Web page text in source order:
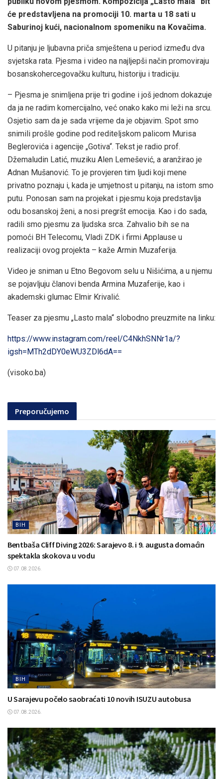
će predstavljena na promociji 10. marta u 18 sati u
Saburinoj kući, nacionalnom spomeniku na Kovačima.
U pitanju je ljubavna priča smještena u period između dva
svjetska rata. Pjesma i video na najljepši način promoviraju
bosanskohercegovačku kulturu, historiju i tradiciju.
– Pjesma je snimljena prije tri godine i još jednom dokazuje
da ja ne radim komercijalno, već onako kako mi leži na srcu.
Osjetio sam da je sada vrijeme da je objavim. Spot smo
snimili prošle godine pod rediteljskom palicom Murisa
Beglerovića i agencije „Gotiva“. Tekst je radio prof.
Džemaludin Latić, muziku Alen Lemešević, a aranžirao je
Adnan Mušanović. To je provjeren tim ljudi koji mene
privatno poznaju i, kada je umjetnost u pitanju, na istom smo
putu. Ponosan sam na projekat i pjesmu koja predstavlja
odu bosanskoj ženi, a nosi pregršt emocija. Kao i do sada,
radili smo pjesmu za ljudska srca. Zahvalio bih se na
pomoći BH Telecomu, Vladi ZDK i firmi Applause u
realizaciji ovog projekta – kaže Armin Muzaferija.
Video je sniman u Etno Begovom selu u Nišićima, a u njemu
se pojavljuju članovi benda Armina Muzaferije, kao i
akademski glumac Elmir Krivalić.
Teaser za pjesmu „Lasto mala“ slobodno preuzmite na linku:
https://www.instagram.com/reel/C4NkhSNNr1a/?
igsh=MTh2dDY0eWU3ZDl6dA==
(visoko.ba)
Preporučujemo
BIH
Bentbaša Cliff Diving 2026: Sarajevo 8. i 9. augusta domaćin
spektakla skokova u vodu
07.08.2026.
BIH
U Sarajevu počelo saobraćati 10 novih ISUZU autobusa
07.08.2026.